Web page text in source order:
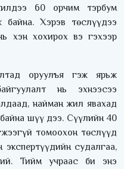
60 орчим тэрбум
байна. Хэрэв төслүүдээ
хэн хохирох вэ гэхээр
оруулъя гэж ярьж
нь эхнээсээ
найман жил явахад
шүү дээ. Сүүлийн 40
томоохон төслүүд
судалгаа,
Тийм учраас би энэ